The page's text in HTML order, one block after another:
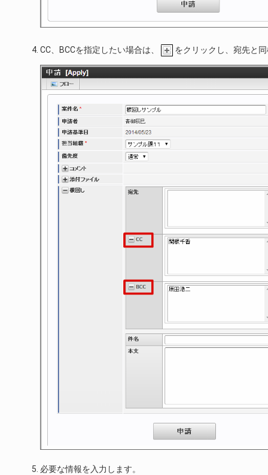
CC、BCCを指定したい場合は、 をクリックし、宛先と
必要な情報を入力します。